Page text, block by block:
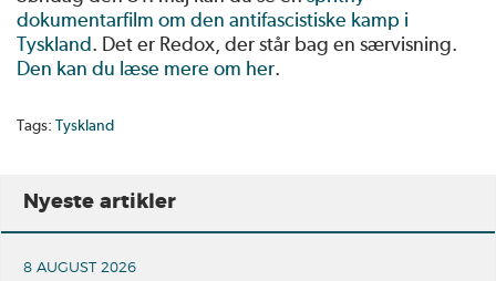
dokumentarfilm om den antifascistiske kamp i
Tyskland. Det er Redox, der står bag en særvisning.
Den kan du læse mere om her.
Tags: Tyskland
Nyeste artikler
8 AUGUST 2026